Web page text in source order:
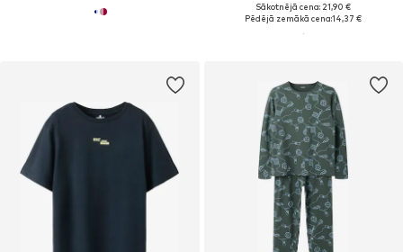
Sākotnējā cena: 21,90 €
Pēdējā zemākā cena:14,37 €